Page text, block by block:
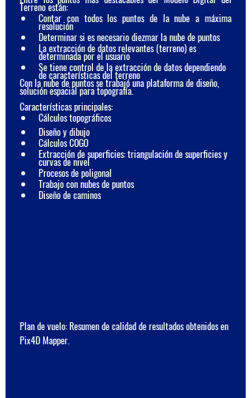
Terreno están:
Contar con todos los puntos de la nube a máxima
resolución
Determinar si es necesario diezmar la nube de puntos
La extracción de datos relevantes (terreno) es
determinada por el usuario
Se tiene control de la extracción de datos dependiendo
de características del terreno
Con la nube de puntos se trabajó una plataforma de diseño,
solución espacial para topografía.
Características principales:
​Cálculos topográficos
Diseño y dibujo
Cálculos COGO
Extracción de superficies: triangulación de superficies y
curvas de nivel
Procesos de poligonal
Trabajo con nubes de puntos
Diseño de caminos
Plan de vuelo: Resumen de calidad de resultados obtenidos en
Pix4D Mapper.